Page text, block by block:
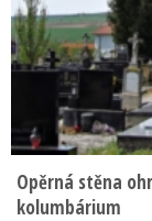
Opěrná stěna
kolumbárium